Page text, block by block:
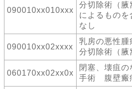
090010xx010xxx
分切除術（腋
によるもの
なし
090010xx02xxxx
乳房の悪性
分切除術（腋
060170xx02xx0x
閉塞、壊疽
手術 腹壁瘢